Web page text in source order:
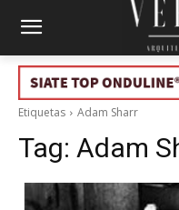
Etiquetas Adam Sharr
Tag: Adam